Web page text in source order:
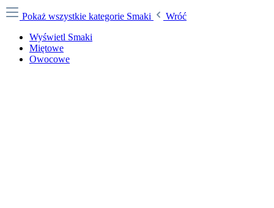
Pokaż wszystkie kategorie Smaki
Wróć
Wyświetl Smaki
Miętowe
Owocowe